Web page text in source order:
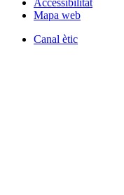
Mapa web
Canal ètic